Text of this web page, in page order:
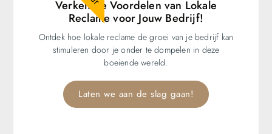
Verken de Voordelen van Lokale
Reclame voor Jouw Bedrijf!
Ontdek hoe lokale reclame de groei van je bedrijf kan
stimuleren door je onder te dompelen in deze
boeiende wereld.
Laten we aan de slag gaan!